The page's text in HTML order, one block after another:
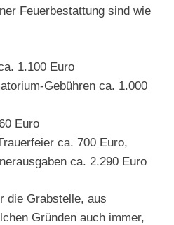
Feuerbestattung sind wie
1.100 Euro
Gebühren ca. 1.000
Euro
ca. 700 Euro,
ca. 2.290 Euro
die Grabstelle, aus
Gründen auch immer,